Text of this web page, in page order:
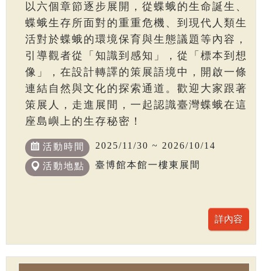
以六個章節逐步展開，從蝶蛾的生命誕生、
蝶蛾生存所面對的重重危機、到現代人類生
活對於蝶蛾的環境保育與生態議題等內容，
引導觀者從「知識到感知」，從「標本到想
像」，在設計轉譯的策展語境中，開啟一條
連結自然與文化的探索通道。歡迎大家跟著
策展人，走進展間，一起認識臺灣蝶蛾在這
座島嶼上的生存秘密！
活動時間 2025/11/30 ~ 2026/10/14
活動地點 臺博館本館一樓東展間